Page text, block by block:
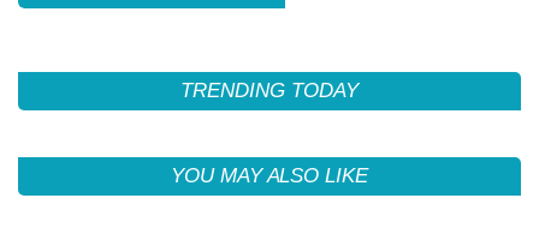
TRENDING TODAY
YOU MAY ALSO LIKE